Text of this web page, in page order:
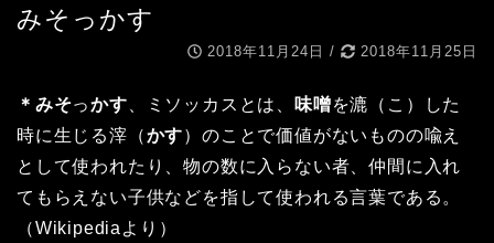
みそっかす
2018年11月24日 / 2018年11月25日
＊みそっかす 、ミソッカスとは、 味噌を漉（こ）した
時に生じる滓（かす）のことで価値がないものの喩え
として使われたり、物の数に入らない者、仲間に入れ
てもらえない子供などを指して使われる言葉である。
（Wikipediaより）